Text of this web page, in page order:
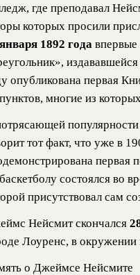
где преподавал
которых просили
1892 года впервые
опубликована первая
многие из
тот факт, что уже в
первая
состоялся во
присутствовал сам
Нейсмит скончался
Лоуренс, в окружении
о Джеймсе Нейсмите